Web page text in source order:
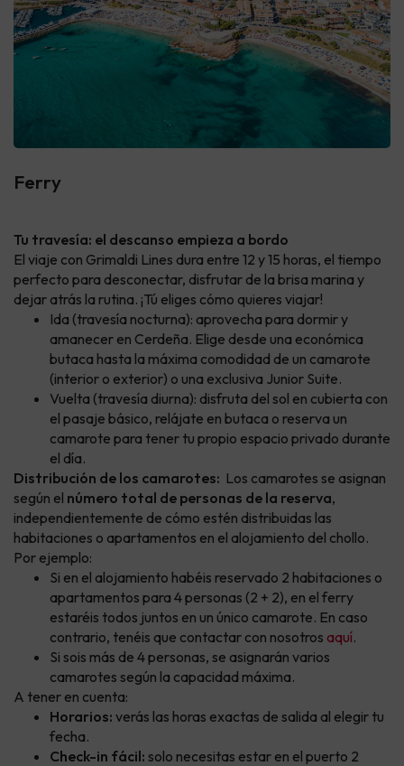
Ferry
Tu travesía: el descanso empieza a bordo
El viaje con Grimaldi Lines dura entre 12 y 15 horas, el tiempo
perfecto para desconectar, disfrutar de la brisa marina y
dejar atrás la rutina. ¡Tú eliges cómo quieres viajar!
Ida (travesía nocturna): aprovecha para dormir y
amanecer en Cerdeña. Elige desde una económica
butaca hasta la máxima comodidad de un camarote
(interior o exterior) o una exclusiva Junior Suite.
Vuelta (travesía diurna): disfruta del sol en cubierta con
el pasaje básico, relájate en butaca o reserva un
camarote para tener tu propio espacio privado durante
el día.
Distribución de los camarotes: Los camarotes se asignan
según el número total de personas de la reserva,
independientemente de cómo estén distribuidas las
habitaciones o apartamentos en el alojamiento del chollo.
Por ejemplo:
Si en el alojamiento habéis reservado 2 habitaciones o
apartamentos para 4 personas (2 + 2), en el ferry
estaréis todos juntos en un único camarote. En caso
contrario, tenéis que contactar con nosotros aquí.
Si sois más de 4 personas, se asignarán varios
camarotes según la capacidad máxima.
A tener en cuenta:
Horarios: verás las horas exactas de salida al elegir tu
fecha.
Check-in fácil: solo necesitas estar en el puerto 2